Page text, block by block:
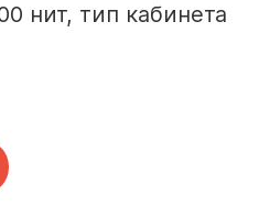
нит, тип кабинета